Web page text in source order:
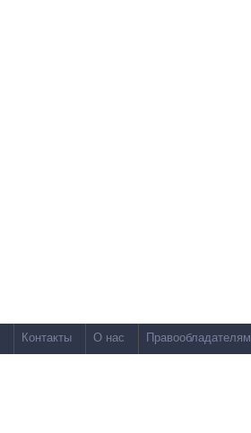
Контакты О нас Правообладателям